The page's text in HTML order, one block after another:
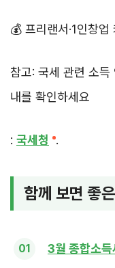
💰 프리랜서·1인창업
참고: 국세 관련 소
내를 확인하세요
: 국세청 .
함께 보면 좋
3월 종합소득